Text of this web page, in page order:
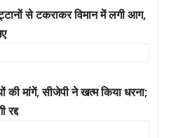
से टकराकर विमान में लगी आग,
की मांगें, सीजेपी ने खत्म किया धरना;
रद्द